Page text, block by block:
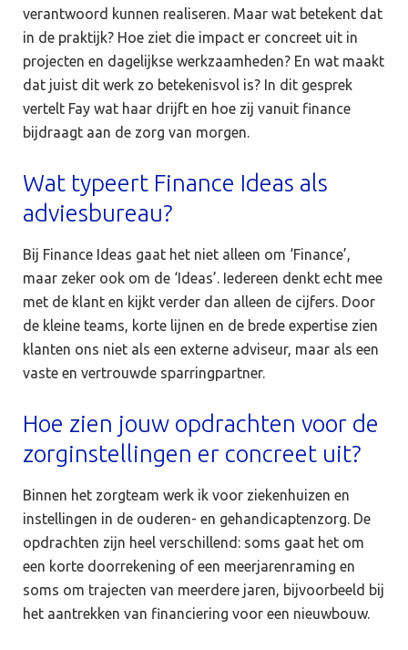
verantwoord kunnen realiseren. Maar wat betekent dat
in de praktijk? Hoe ziet die impact er concreet uit in
projecten en dagelijkse werkzaamheden? En wat maakt
dat juist dit werk zo betekenisvol is? In dit gesprek
vertelt Fay wat haar drijft en hoe zij vanuit finance
bijdraagt aan de zorg van morgen.
Wat typeert Finance Ideas als
adviesbureau?
Bij Finance Ideas gaat het niet alleen om ‘Finance’,
maar zeker ook om de ‘Ideas’. Iedereen denkt echt mee
met de klant en kijkt verder dan alleen de cijfers. Door
de kleine teams, korte lijnen en de brede expertise zien
klanten ons niet als een externe adviseur, maar als een
vaste en vertrouwde sparringpartner.
Hoe zien jouw opdrachten voor de
zorginstellingen er concreet uit?
Binnen het zorgteam werk ik voor ziekenhuizen en
instellingen in de ouderen- en gehandicaptenzorg. De
opdrachten zijn heel verschillend: soms gaat het om
een korte doorrekening of een meerjarenraming en
soms om trajecten van meerdere jaren, bijvoorbeeld bij
het aantrekken van financiering voor een nieuwbouw.